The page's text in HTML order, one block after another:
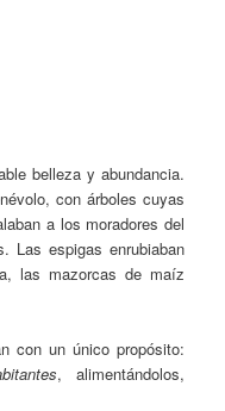
belleza y abundancia.
con árboles cuyas
a los moradores del
Las espigas enrubiaban
las mazorcas de maíz
con un único propósito:
, alimentándolos,